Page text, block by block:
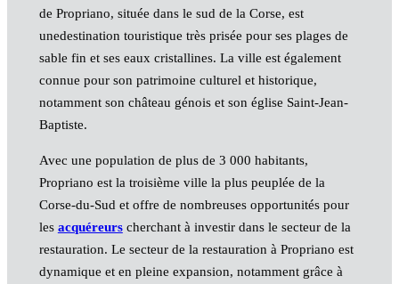
de Propriano, située dans le sud de la Corse, est
unedestination touristique très prisée pour ses plages de
sable fin et ses eaux cristallines. La ville est également
connue pour son patrimoine culturel et historique,
notamment son château génois et son église Saint-Jean-
Baptiste.
Avec une population de plus de 3 000 habitants,
Propriano est la troisième ville la plus peuplée de la
Corse-du-Sud et offre de nombreuses opportunités pour
les acquéreurscherchant à investir dans le secteur de la
restauration. Le secteur de la restauration à Propriano est
dynamique et en pleine expansion, notamment grâce à